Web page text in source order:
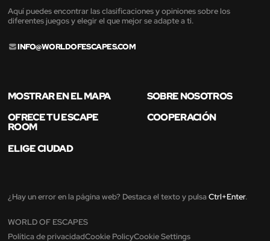
Aquí puedes encontrar las clasificaciones y opiniones sobre los
diferentes juegos y elegir el que mejor se adapte a ti.
INFO@WORLDOFESCAPES.COM
MOSTRAR EN EL MAPA
SOBRE NOSOTROS
OFRECE TU ESCAPE
ROOM
COOPERACIÓN
ELIGE CIUDAD
¿Hay un error en la página web? Destaca el texto y pulsa Ctrl+Enter.
WORLD OF ESCAPES
Política de privacidadCookie PolicyCookie Settings